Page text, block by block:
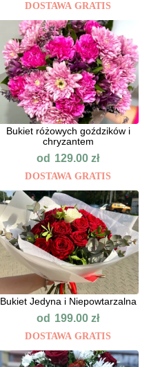
DOSTAWA GRATIS
Bukiet różowych goździków i
chryzantem
od 129.00zł
DOSTAWA GRATIS
Bukiet Jedyna i Niepowtarzalna
od 199.00zł
DOSTAWA GRATIS